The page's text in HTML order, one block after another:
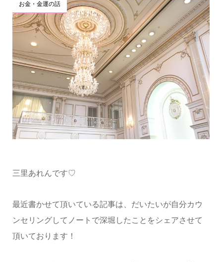
お金・金運の話
三里あれんです♡
最近書かせて頂いている記事は、だいたいが自分カウ
ンセリングしてノートで深堀したことをシェアさせて
頂いております！